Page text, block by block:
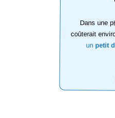
Dans une
coûterait
un petit